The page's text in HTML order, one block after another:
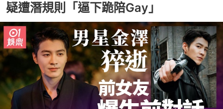
疑遭潛規則「逼下跪陪Gay」